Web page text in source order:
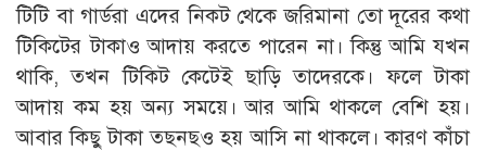
টিটি বা গার্ডরা এদের নিকট থেকে জরিমানা তো দূরের কথা
টিকিটের টাকাও আদায় করতে পারেন না। কিন্তু আমি যখন
থাকি, তখন টিকিট কেটেই ছাড়ি তাদেরকে। ফলে টাকা
আদায় কম হয় অন্য সময়ে। আর আমি থাকলে বেশি হয়।
আবার কিছু টাকা তছনছও হয় আসি না থাকলে। কারণ কাঁচা